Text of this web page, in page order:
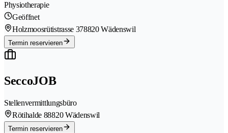
Physiotherapie
Geöffnet
Holzmoosrütistrasse 378820 Wädenswil
Termin reservieren
SeccoJOB
Stellenvermittlungsbüro
Rötihalde 88820 Wädenswil
Termin reservieren